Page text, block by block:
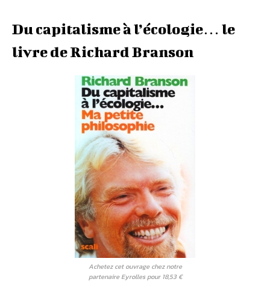
Du capitalisme à l’écologie… le
livre de Richard Branson
Achetez cet ouvrage chez notre
partenaire Eyrolles pour 18,53 €